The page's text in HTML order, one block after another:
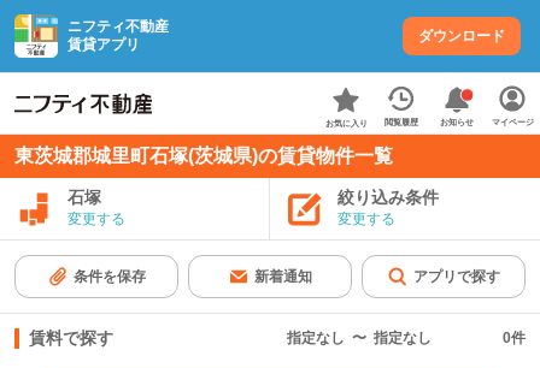
ニフティ不動産
賃貸アプリ
ダウンロード
お気に入り 閲覧履歴 お知らせ マイページ
東茨城郡城里町石塚(茨城県)の賃貸物件一覧
石塚
変更する
絞り込み条件
変更する
条件を保存 新着通知 アプリで探す
賃料で探す 指定なし 〜 指定なし 0件